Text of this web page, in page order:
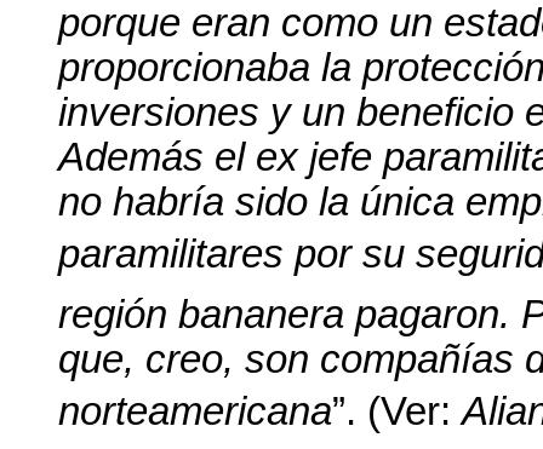
porque eran como un
proporcionaba la
inversiones y un beneficio
Además el ex jefe
no habría sido la única
paramilitares por su
región bananera pagaron.
que, creo, son compañías
norteamericana”. (Ver: